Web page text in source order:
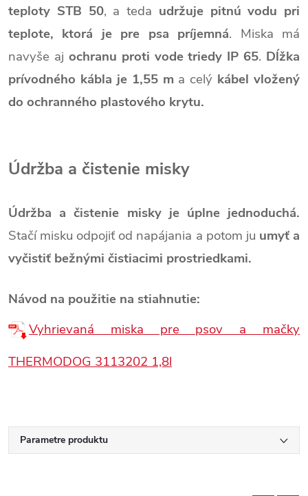
teploty STB 50, a teda udržuje pitnú vodu pri
teplote, ktorá je pre psa príjemná. Miska má
navyše aj ochranu proti vode triedy IP 65. Dĺžka
prívodného kábla je 1,55 m a celý kábel vložený
do ochranného plastového krytu.
Údržba a čistenie misky
Údržba a čistenie misky je úplne jednoduchá.
Stačí misku odpojiť od napájania a potom ju umyť a
vyčistiť bežnými čistiacimi prostriedkami.
Návod na použitie na stiahnutie:
Vyhrievaná miska pre psov a mačky
THERMODOG 3113202 1,8l
Parametre produktu